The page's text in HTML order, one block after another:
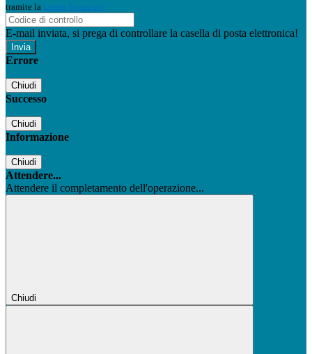
tramite la Login Spaggiari
E-mail inviata, si prega di controllare la casella di posta elettronica!
Errore
Chiudi
Successo
Chiudi
Informazione
Chiudi
Attendere...
Attendere il completamento dell'operazione...
Chiudi